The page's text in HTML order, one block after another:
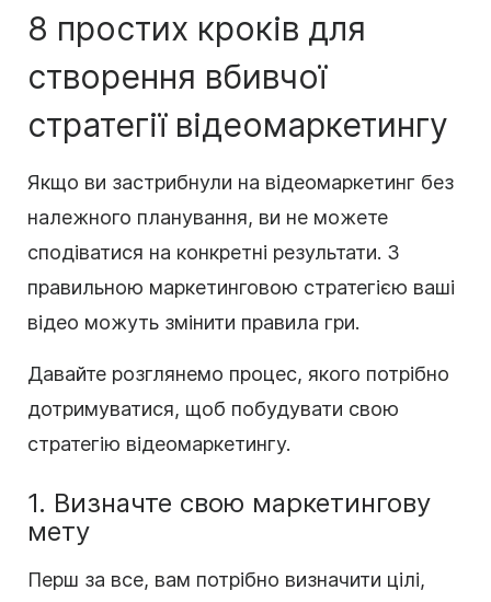
8 простих кроків для
створення вбивчої
стратегії відеомаркетингу
Якщо ви застрибнули на відеомаркетинг без
належного планування, ви не можете
сподіватися на конкретні результати. З
правильною маркетинговою стратегією ваші
відео можуть змінити правила гри.
Давайте розглянемо процес, якого потрібно
дотримуватися, щоб побудувати свою
стратегію відеомаркетингу.
1. Визначте свою маркетингову
мету
Перш за все, вам потрібно визначити цілі,